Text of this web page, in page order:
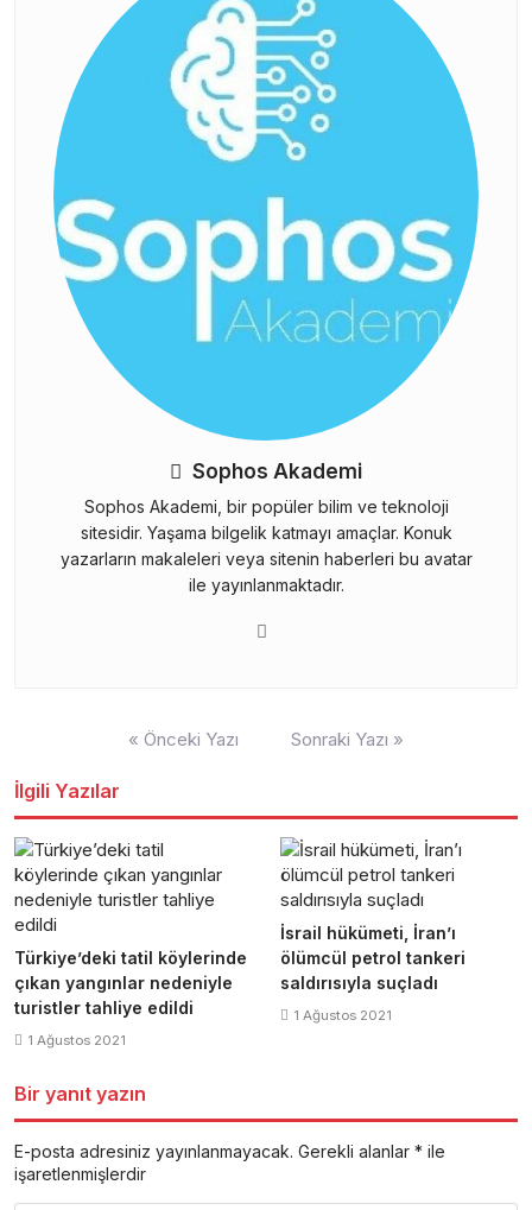
Sophos Akademi
Sophos Akademi, bir popüler bilim ve teknoloji
sitesidir. Yaşama bilgelik katmayı amaçlar. Konuk
yazarların makaleleri veya sitenin haberleri bu avatar
ile yayınlanmaktadır.
« Önceki Yazı Sonraki Yazı »
İlgili Yazılar
Türkiye’deki tatil köylerinde
çıkan yangınlar nedeniyle
turistler tahliye edildi
1 Ağustos 2021
İsrail hükümeti, İran’ı
ölümcül petrol tankeri
saldırısıyla suçladı
1 Ağustos 2021
Bir yanıt yazın
E-posta adresiniz yayınlanmayacak. Gerekli alanlar * ile
işaretlenmişlerdir